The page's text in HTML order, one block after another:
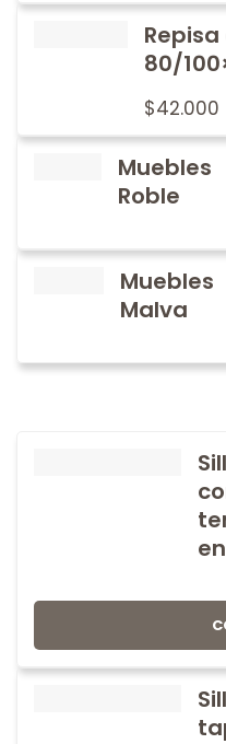
Repisa
80/
$42.000
Muebles
Roble
Muebles
Malva